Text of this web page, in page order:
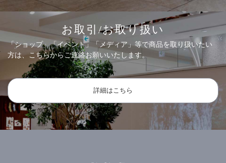
お取引/お取り扱い
「ショップ」「イベント」「メディア」等で商品を取り扱いたい
方は、こちらからご連絡お願いいたします。
詳細はこちら